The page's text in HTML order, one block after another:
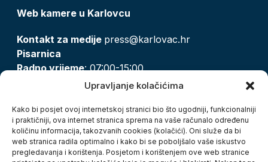
Upravljanje kolačićima
Kako bi posjet ovoj internetskoj stranici bio što ugodniji, funkcionalniji
i praktičniji, ova internet stranica sprema na vaše računalo određenu
količinu informacija, takozvanih cookies (kolačići). Oni služe da bi
web stranica radila optimalno i kako bi se poboljšalo vaše iskustvo
pregledavanja i korištenja. Posjetom i korištenjem ove web stranice
Web kamere u Karlovcu
Kontakt za medije press@karlovac.hr
Pisarnica
Radno vrijeme: 07:00-15:00
pisarnica@karlovac.hr
Zaštita osobnih podataka
Pristup informacijama